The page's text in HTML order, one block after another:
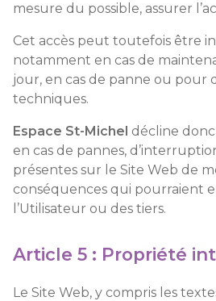
mesure du possible, assurer
Cet accès peut toutefois être
notamment en cas de
jour, en cas de panne ou pour
techniques.
Espace St-Michel décline
en cas de pannes,
présentes sur le Site Web de
conséquences qui pourraient
l’Utilisateur ou des tiers.
Article 5 : Propriété
Le Site Web, y compris les